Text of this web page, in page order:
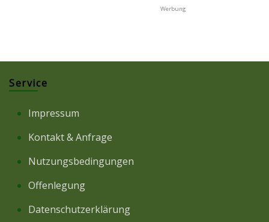
Service
Impressum
Kontakt & Anfrage
Nutzungsbedingungen
Offenlegung
Datenschutzerklärung